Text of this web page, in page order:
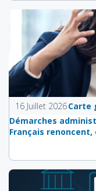
16 Juillet 2026Carte
Démarches
Français